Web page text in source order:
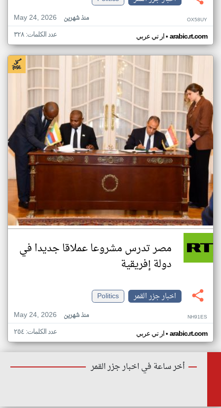
May 24, 2026
منذ شهرين OX58UY
ار تي عربي• arabic.rt.com عدد الكلمات: ٣٢٨
مصر تدرس مشروعا عملاقا جديدا في
دولة إفريقية
اخبار جزر القمر
Politics
May 24, 2026
منذ شهرين NH91ES
ار تي عربي• arabic.rt.com عدد الكلمات: ٢٥٤
أخر ساعة في اخبار جزر القمر